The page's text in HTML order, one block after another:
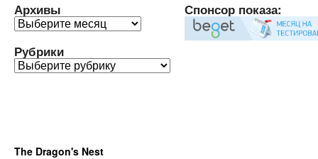
Архивы
Архивы
Рубрики
Рубрики
Спонсор показа:
The Dragon's Nest